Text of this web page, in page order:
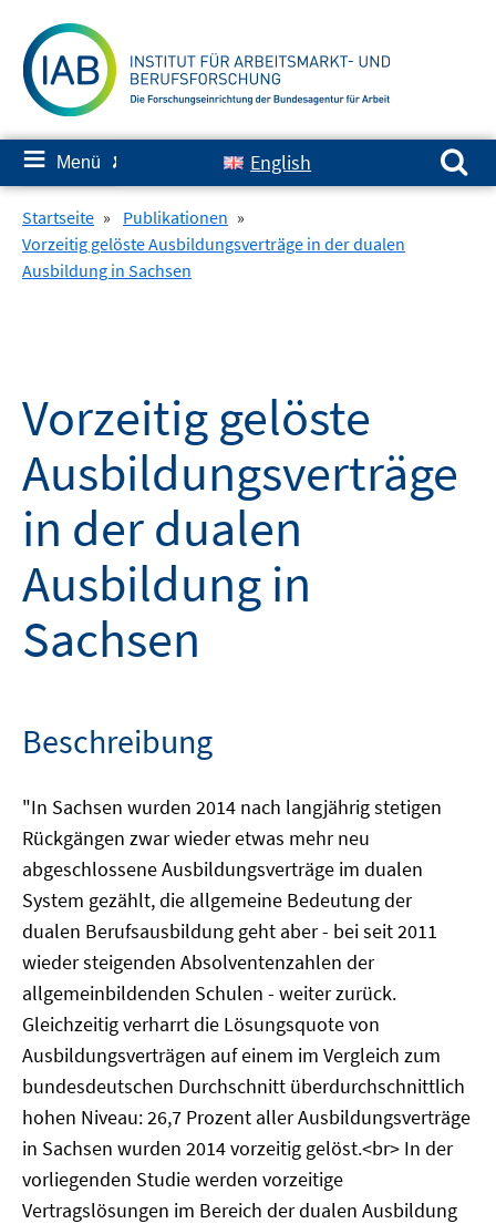
zum
Inhalt
≡ Menü ✘ English
Suchen nach:
Startseite » Publikationen »
Vorzeitig gelöste Ausbildungsverträge in der dualen
Ausbildung in Sachsen
Vorzeitig gelöste
Ausbildungsverträge
in der dualen
Ausbildung in
Sachsen
Beschreibung
"In Sachsen wurden 2014 nach langjährig stetigen
Rückgängen zwar wieder etwas mehr neu
abgeschlossene Ausbildungsverträge im dualen
System gezählt, die allgemeine Bedeutung der
dualen Berufsausbildung geht aber - bei seit 2011
wieder steigenden Absolventenzahlen der
allgemeinbildenden Schulen - weiter zurück.
Gleichzeitig verharrt die Lösungsquote von
Ausbildungsverträgen auf einem im Vergleich zum
bundesdeutschen Durchschnitt überdurchschnittlich
hohen Niveau: 26,7 Prozent aller Ausbildungsverträge
in Sachsen wurden 2014 vorzeitig gelöst.<br> In der
vorliegenden Studie werden vorzeitige
Vertragslösungen im Bereich der dualen Ausbildung